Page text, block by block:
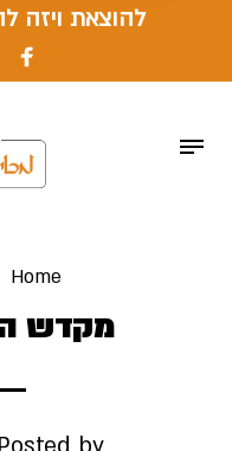
להוצאת ויזה
Home
מקדש